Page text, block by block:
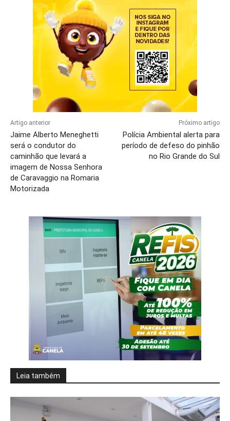
Artigo anterior
Jaime Alberto Meneghetti
será o condutor do
caminhão que levará a
imagem de Nossa Senhora
de Caravaggio na Romaria
Motorizada
Próximo artigo
Polícia Ambiental alerta para
período de defeso do pinhão
no Rio Grande do Sul
Leia também